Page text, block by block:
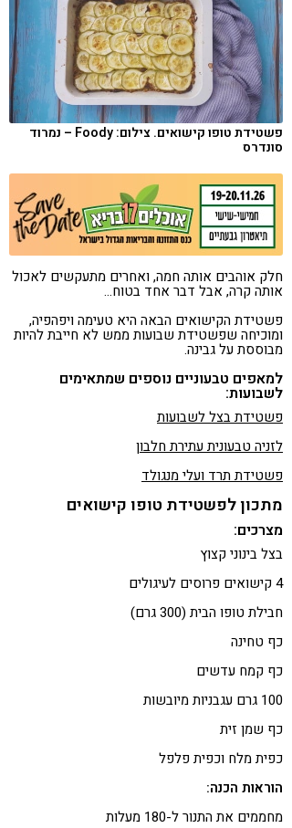
קורונה
טבעונות
פשטידת טופו קישואים. צילום: Foody – נמרוד
סונדרס
חלק אוהבים אותה חמה, ואחרים מתעקשים לאכול
אותה קרה, אבל דבר אחד בטוח…
פשטידת הקישואים הבאה היא טעימה ויפהפיה,
ומוכיחה שפשטידת שבועות ממש לא חייבת להיות
מבוססת על גבינה.
למאפים טבעוניים נוספים שמתאימים
לשבועות:
פשטידת בצל לשבועות
לזניה טבעונית עתירת חלבון
פשטידת תרד ועלי מנגולד
מתכון לפשטידת טופו קישואים
מצרכים:
בצל בינוני קצוץ
4 קישואים פרוסים לעיגולים
חבילת טופו הבית (300 גרם)
כף טחינה
כף קמח עדשים
100 גרם עגבניות מיובשות
כף שמן זית
כפית מלח וכפית פלפל
הוראות הכנה:
מחממים את התנור ל-180 מעלות